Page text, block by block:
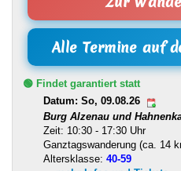
Alle Termine auf
🟢 Findet garantiert statt
Datum: So, 09.08.26
Burg Alzenau und
Zeit: 10:30 - 17:30 Uhr
Ganztagswanderung (ca. 14
Altersklasse: 40-59